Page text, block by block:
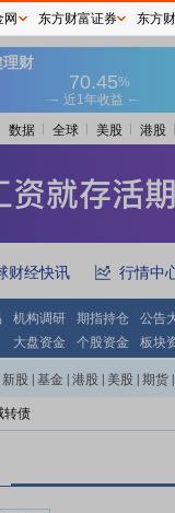
数据 全球 美股 港股
财经快讯 行情中
机构调研 期指持仓
公告
大盘资金 个股资金 板块
新股 基金 港股 美股 期货
转债
网 东方财富证券 东方